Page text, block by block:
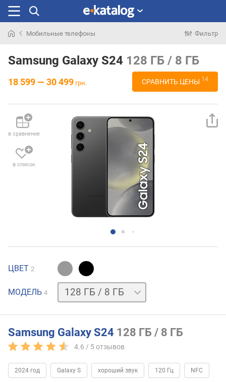
раньше
Мобильные телефоны Фильтр
Samsung Galaxy S24 128 ГБ / 8 ГБ
18 599 — 30 499 грн. СРАВНИТЬ ЦЕНЫ 14
в сравнение
в список
ЦВЕТ 2
МОДЕЛЬ 4
256 ГБ
12 ГБ512 ГБ
8 ГБ
Samsung Galaxy S24 128 ГБ / 8 ГБ
4.6 / 5 отзывов
2024 год Galaxy S хороший звук 120 Гц NFC